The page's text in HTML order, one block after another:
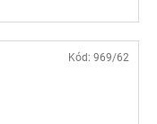
Kód: 969/62